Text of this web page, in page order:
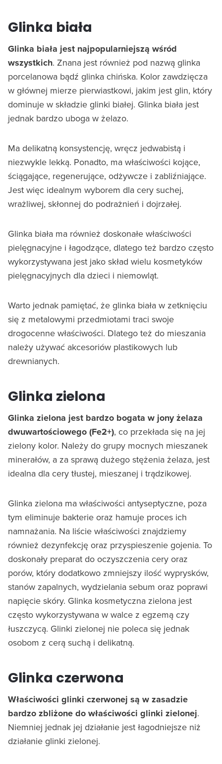
Glinka biała
Glinka biała jest najpopularniejszą wśród
wszystkich. Znana jest również pod nazwą glinka
porcelanowa bądź glinka chińska. Kolor zawdzięcza
w głównej mierze pierwiastkowi, jakim jest glin, który
dominuje w składzie glinki białej. Glinka biała jest
jednak bardzo uboga w żelazo.
Ma delikatną konsystencję, wręcz jedwabistą i
niezwykle lekką. Ponadto, ma właściwości kojące,
ściągające, regenerujące, odżywcze i zabliźniające.
Jest więc idealnym wyborem dla cery suchej,
wrażliwej, skłonnej do podrażnień i dojrzałej.
Glinka biała ma również doskonałe właściwości
pielęgnacyjne i łagodzące, dlatego też bardzo często
wykorzystywana jest jako skład wielu kosmetyków
pielęgnacyjnych dla dzieci i niemowląt.
Warto jednak pamiętać, że glinka biała w zetknięciu
się z metalowymi przedmiotami traci swoje
drogocenne właściwości. Dlatego też do mieszania
należy używać akcesoriów plastikowych lub
drewnianych.
Glinka zielona
Glinka zielona jest bardzo bogata w jony żelaza
dwuwartościowego (Fe2+), co przekłada się na jej
zielony kolor. Należy do grupy mocnych mieszanek
minerałów, a za sprawą dużego stężenia żelaza, jest
idealna dla cery tłustej, mieszanej i trądzikowej.
Glinka zielona ma właściwości antyseptyczne, poza
tym eliminuje bakterie oraz hamuje proces ich
namnażania. Na liście właściwości znajdziemy
również dezynfekcję oraz przyspieszenie gojenia. To
doskonały preparat do oczyszczenia cery oraz
porów, który dodatkowo zmniejszy ilość wyprysków,
stanów zapalnych, wydzielania sebum oraz poprawi
napięcie skóry. Glinka kosmetyczna zielona jest
często wykorzystywana w walce z egzemą czy
łuszczycą. Glinki zielonej nie poleca się jednak
osobom z cerą suchą i delikatną.
Glinka czerwona
Właściwości glinki czerwonej są w zasadzie
bardzo zbliżone do właściwości glinki zielonej.
Niemniej jednak jej działanie jest łagodniejsze niż
działanie glinki zielonej.